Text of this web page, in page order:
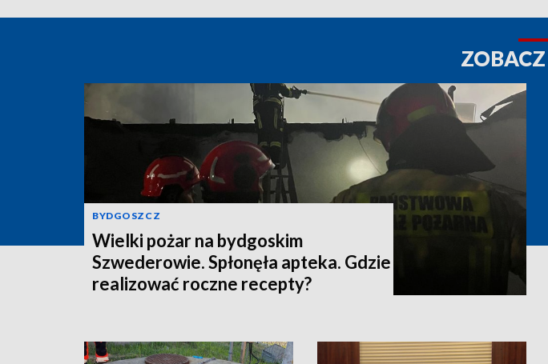
BYDGOSZCZ
Wielki pożar na bydgoskim
Szwederowie. Spłonęła apteka. Gdzie
realizować roczne recepty?